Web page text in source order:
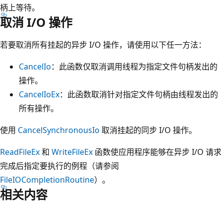
柄上等待。
取消 I/O 操作
若要取消所有挂起的异步 I/O 操作，请使用以下任一方法：
CancelIo：此函数仅取消调用线程为指定文件句柄发出的
操作。
CancelIoEx：此函数取消针对指定文件句柄由线程发出的
所有操作。
使用 CancelSynchronousIo 取消挂起的同步 I/O 操作。
ReadFileEx和 WriteFileEx 函数使应用程序能够在异步 I/O 请求
完成后指定要执行的例程（请参阅
FileIOCompletionRoutine）。
相关内容